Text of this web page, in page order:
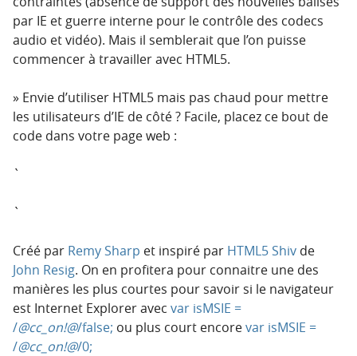
par IE et guerre interne pour le contrôle des codecs
audio et vidéo). Mais il semblerait que l’on puisse
commencer à travailler avec HTML5.
Envie d’utiliser HTML5 mais pas chaud pour mettre
les utilisateurs d’IE de côté ? Facile, placez ce bout de
code dans votre page web :
`
`
Créé par Remy Sharp et inspiré par HTML5 Shiv de
John Resig. On en profitera pour connaitre une des
manières les plus courtes pour savoir si le navigateur
est Internet Explorer avec var isMSIE =
/@cc_on!@/false; ou plus court encorevar isMSIE =
/@cc_on!@/0;